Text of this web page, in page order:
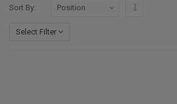
Sort By
Select Filter